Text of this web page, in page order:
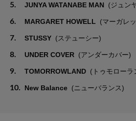
5. JUNYA WATANABE MAN (ジュン
6. MARGARET HOWELL (マーガレ
7. STUSSY (ステューシー)
8. UNDER COVER (アンダーカバー)
9. TOMORROWLAND (トゥモローラ
10. New Balance (ニューバランス)